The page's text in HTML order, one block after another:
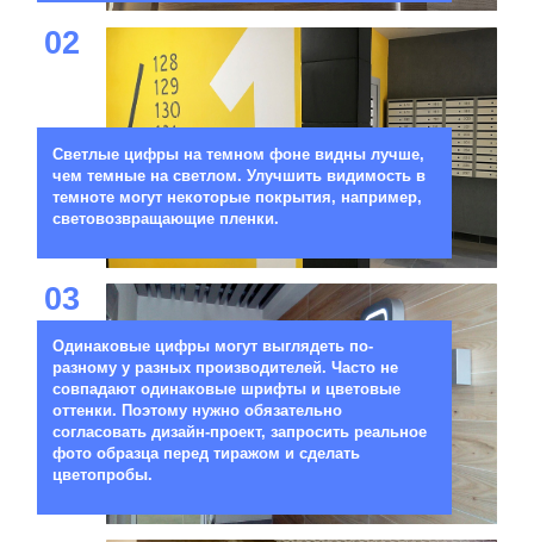
02
Светлые цифры на темном фоне видны лучше,
чем темные на светлом. Улучшить видимость в
темноте могут некоторые покрытия, например,
световозвращающие пленки.
03
Одинаковые цифры могут выглядеть по-
разному у разных производителей. Часто не
совпадают одинаковые шрифты и цветовые
оттенки. Поэтому нужно обязательно
согласовать дизайн-проект, запросить реальное
фото образца перед тиражом и сделать
цветопробы.